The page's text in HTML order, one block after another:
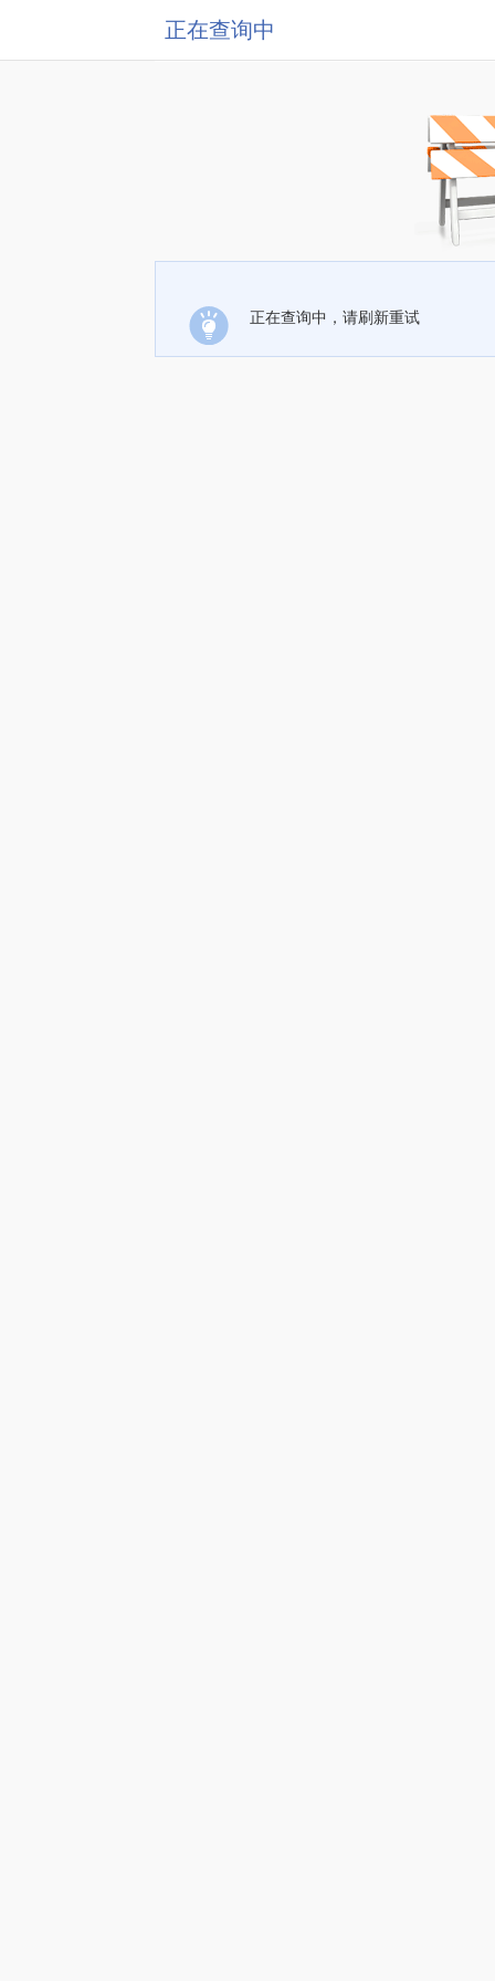
正在查询中
正在查询中，请刷新重试